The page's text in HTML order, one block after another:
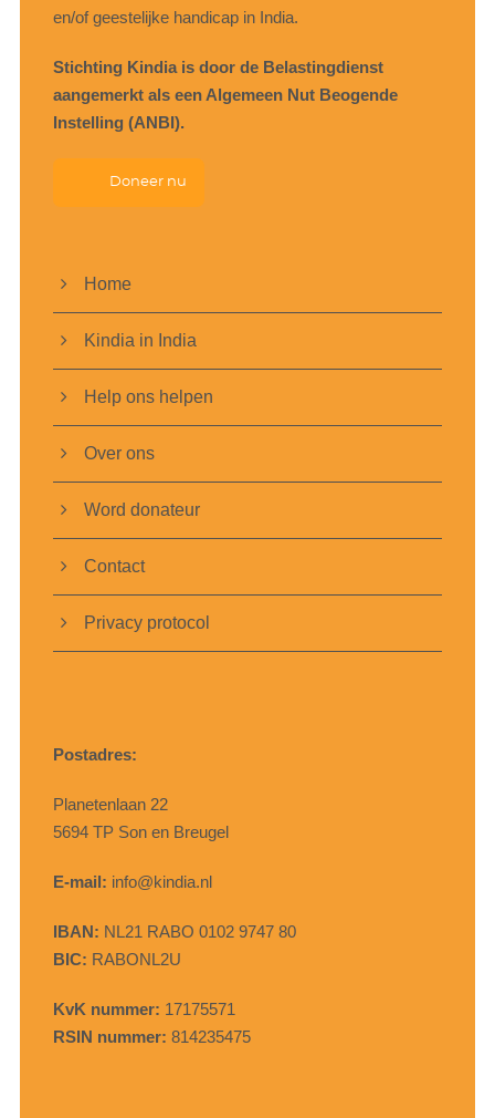
en/of geestelijke handicap in India.
Stichting Kindia is door de Belastingdienst
aangemerkt als een Algemeen Nut Beogende
Instelling (ANBI).
Doneer nu
Home
Kindia in India
Help ons helpen
Over ons
Word donateur
Contact
Privacy protocol
Postadres:
Planetenlaan 22
5694 TP Son en Breugel
E-mail: info@kindia.nl
IBAN: NL21 RABO 0102 9747 80
BIC: RABONL2U
KvK nummer: 17175571
RSIN nummer: 814235475